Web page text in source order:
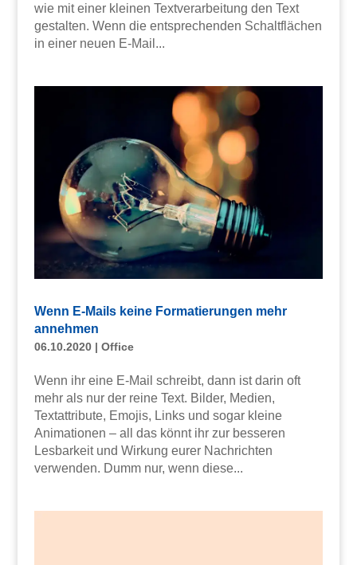
wie mit einer kleinen Textverarbeitung den Text
gestalten. Wenn die entsprechenden Schaltflächen
in einer neuen E-Mail...
Wenn E-Mails keine Formatierungen mehr
annehmen
06.10.2020| Office
Wenn ihr eine E-Mail schreibt, dann ist darin oft
mehr als nur der reine Text. Bilder, Medien,
Textattribute, Emojis, Links und sogar kleine
Animationen – all das könnt ihr zur besseren
Lesbarkeit und Wirkung eurer Nachrichten
verwenden. Dumm nur, wenn diese...